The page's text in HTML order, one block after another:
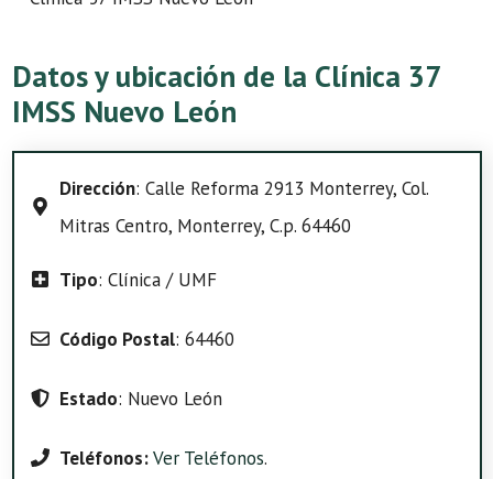
Datos y ubicación de la Clínica 37
IMSS Nuevo León
Dirección: Calle Reforma 2913 Monterrey, Col.
Mitras Centro, Monterrey, C.p. 64460
Tipo: Clínica / UMF
Código Postal: 64460
Estado: Nuevo León
Teléfonos:Ver Teléfonos.